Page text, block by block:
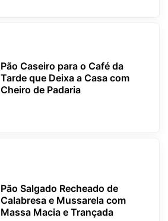
Pão Caseiro para o Café da
Tarde que Deixa a Casa com
Cheiro de Padaria
Pão Salgado Recheado de
Calabresa e Mussarela com
Massa Macia e Trançada